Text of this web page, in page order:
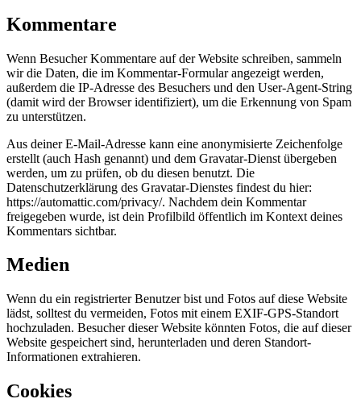
Kommentare
Wenn Besucher Kommentare auf der Website schreiben, sammeln
wir die Daten, die im Kommentar-Formular angezeigt werden,
außerdem die IP-Adresse des Besuchers und den User-Agent-String
(damit wird der Browser identifiziert), um die Erkennung von Spam
zu unterstützen.
Aus deiner E-Mail-Adresse kann eine anonymisierte Zeichenfolge
erstellt (auch Hash genannt) und dem Gravatar-Dienst übergeben
werden, um zu prüfen, ob du diesen benutzt. Die
Datenschutzerklärung des Gravatar-Dienstes findest du hier:
https://automattic.com/privacy/. Nachdem dein Kommentar
freigegeben wurde, ist dein Profilbild öffentlich im Kontext deines
Kommentars sichtbar.
Medien
Wenn du ein registrierter Benutzer bist und Fotos auf diese Website
lädst, solltest du vermeiden, Fotos mit einem EXIF-GPS-Standort
hochzuladen. Besucher dieser Website könnten Fotos, die auf dieser
Website gespeichert sind, herunterladen und deren Standort-
Informationen extrahieren.
Cookies